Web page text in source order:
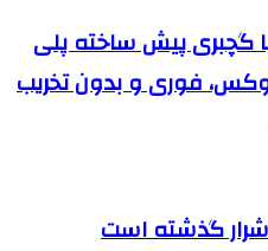
گچبری پیش ساخته پلی
فوری و بدون تخریب
اشرار گذشته است